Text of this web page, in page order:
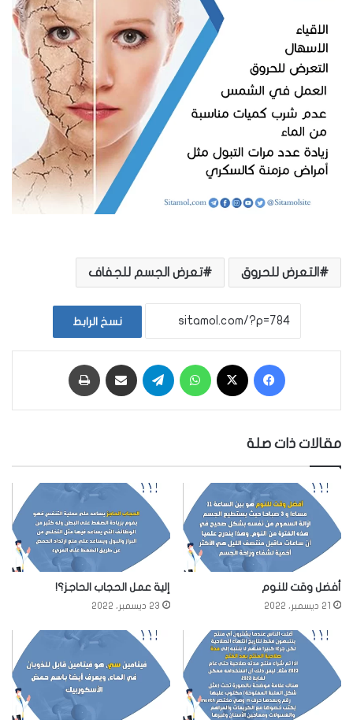
التعرض للحروق تعرض الجسم للجفاف
نسخ الرابط
مقالات ذات صلة
أفضل وقت للنوم
21 ديسمبر، 2022
إلية عمل الحجاب الحاجز؟!
23 ديسمبر، 2022